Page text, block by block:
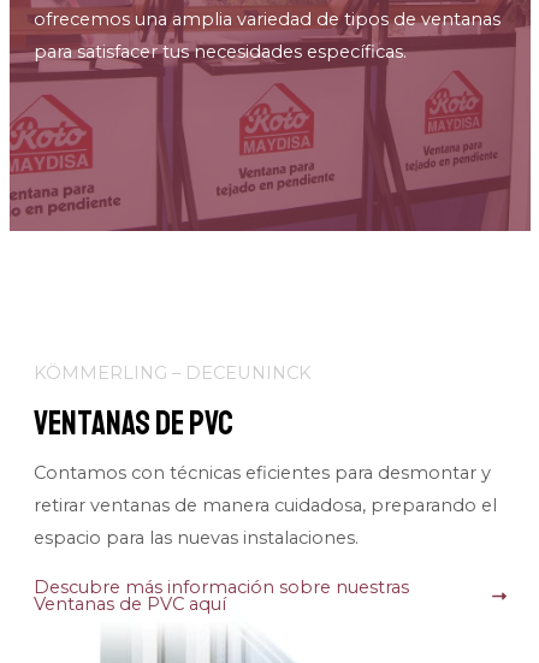
ofrecemos una amplia variedad de tipos de ventanas
para satisfacer tus necesidades específicas.
KÖMMERLING – DECEUNINCK
Ventanas de PVC
Contamos con técnicas eficientes para desmontar y
retirar ventanas de manera cuidadosa, preparando el
espacio para las nuevas instalaciones.
Descubre más información sobre nuestras
Ventanas de PVC aquí